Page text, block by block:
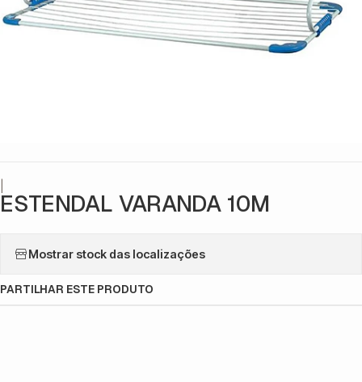
ESTENDAL VARANDA 10M
Mostrar stock das localizações
PARTILHAR ESTE PRODUTO